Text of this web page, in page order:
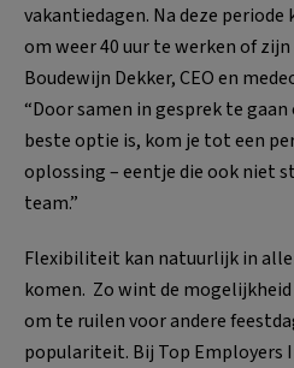
vakantiedagen. Na deze periode
om weer 40 uur te werken of
Boudewijn Dekker, CEO en
“Door samen in gesprek te
beste optie is, kom je tot een
oplossing – eentje die ook niet
team.”
Flexibiliteit kan natuurlijk in
komen. Zo wint de
om te ruilen voor andere
populariteit. Bij Top Employers